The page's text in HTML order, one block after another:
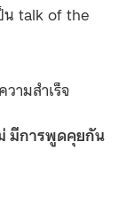
น talk of the
ามสำเร็จ
มีการพูดคุยกัน